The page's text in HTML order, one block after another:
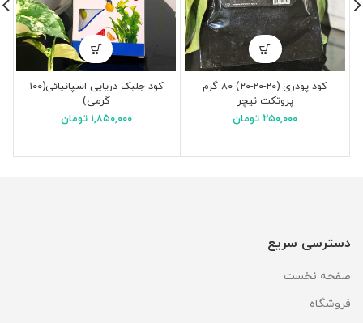
کود پودری (۲۰-۲۰-۲۰) ۸۰ گرم
پروتکت نیچر
۲۵۰,۰۰۰ تومان
کود جلبک دریایی اسپانیائی(۱۰۰
گرمی)
۱,۸۵۰,۰۰۰ تومان
دسترسی سریع
صفحه نخست
فروشگاه